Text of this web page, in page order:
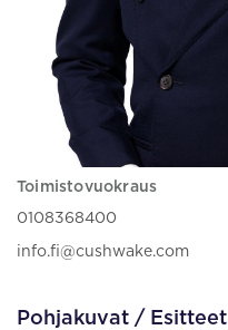
Toimistovuokraus
0108368400
info.fi@cushwake.com
Pohjakuvat / Esitteet